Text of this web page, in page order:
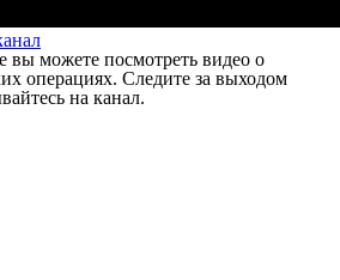
вы можете посмотреть видео о
операциях. Следите за выходом
на канал.